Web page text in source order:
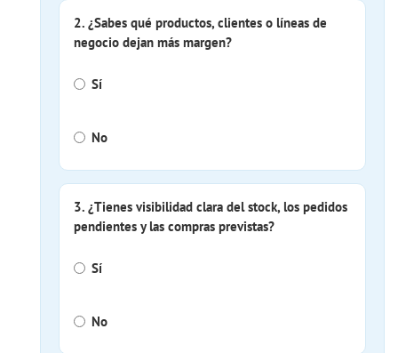
2. ¿Sabes qué productos, clientes o líneas de
negocio dejan más margen?
Sí
No
3. ¿Tienes visibilidad clara del stock, los pedidos
pendientes y las compras previstas?
Sí
No